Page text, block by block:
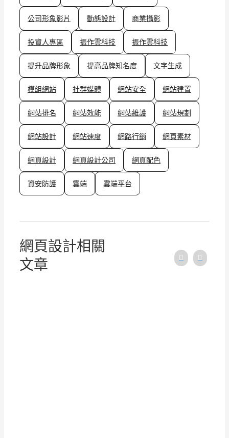
公司形象影片 動態設計 商業攝影
投資人專區 振作雲科技 振作雲科技
提升品牌形象 提高品牌知名度 文字生成
模組網站 社群媒體 網站安全 網站建置
網站排名 網站效能 網站維護 網站規劃
網站設計 網站速度 網路行銷 網頁素材
網頁設計 網頁設計公司 網頁配色
資安防護 雲端 雲端平台
網頁設計相關
文章